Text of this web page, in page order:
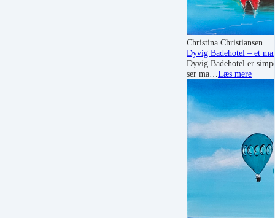
Christina Christiansen
Dyvig Badehotel – et
Dyvig Badehotel er
ser ma… Læs mere